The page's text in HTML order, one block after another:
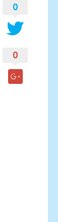
0
0